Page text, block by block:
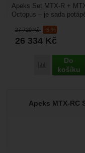
27 720Kč -5 %
26 334 Kč
Přidat
Do
košíku
Apeks Set MTX-R +
Octopus – je sada
které se hodí do
Apeks MTX-RC